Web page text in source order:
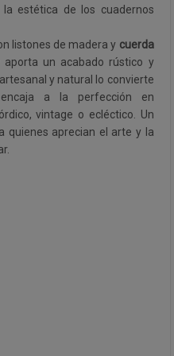
estética de los cuadernos
listones de madera y cuerda
un acabado rústico y
y natural lo convierte
a la perfección en
vintage o ecléctico. Un
quienes aprecian el arte y la